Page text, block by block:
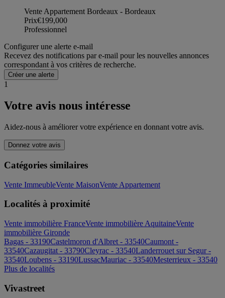
Vente Appartement Bordeaux - Bordeaux
Prix€199,000
Professionnel
Configurer une alerte e-mail
Recevez des notifications par e-mail pour les nouvelles annonces
correspondant à vos critères de recherche.
Créer une alerte
1
Votre avis nous intéresse
Aidez-nous à améliorer votre expérience en donnant votre avis.
Donnez votre avis
Catégories similaires
Vente ImmeubleVente MaisonVente Appartement
Localités à proximité
Vente immobilière FranceVente immobilière AquitaineVente
immobilière Gironde
Bagas - 33190Castelmoron d'Albret - 33540Caumont -
33540Cazaugitat - 33790Cleyrac - 33540Landerrouet sur Segur -
33540Loubens - 33190LussacMauriac - 33540Mesterrieux - 33540
Plus de localités
Vivastreet